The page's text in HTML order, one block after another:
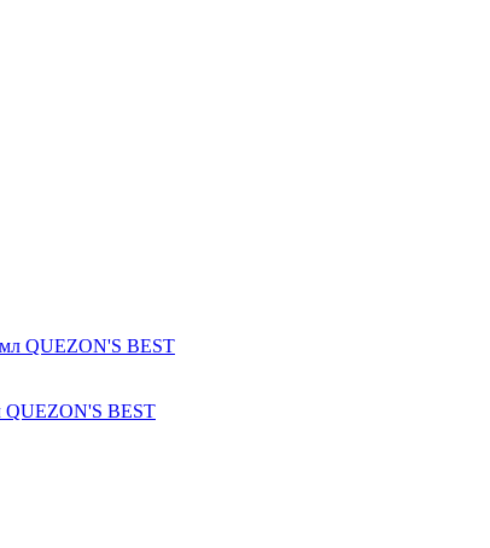
QUEZON'S BEST